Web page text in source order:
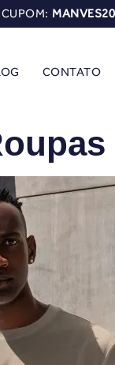
MANVES20
CONTATO